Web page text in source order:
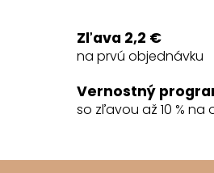
Zľava 2,2 €
na prvú objednávku
Vernostný
so zľavou až 10 % na